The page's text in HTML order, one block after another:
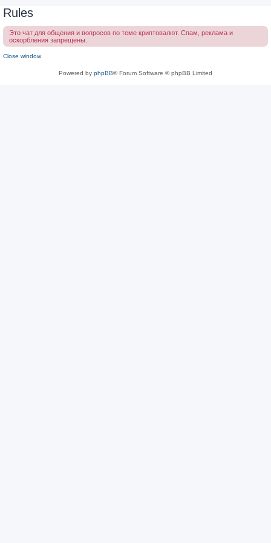
Rules
Это чат для общения и вопросов по теме криптовалют. Спам, реклама и
оскорбления запрещены.
Close window
Powered by phpBB® Forum Software © phpBB Limited